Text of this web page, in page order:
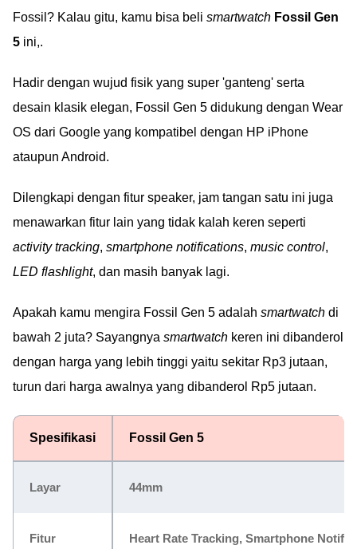
Fossil? Kalau gitu, kamu bisa beli smartwatch Fossil Gen
5 ini,.
Hadir dengan wujud fisik yang super 'ganteng' serta
desain klasik elegan, Fossil Gen 5 didukung dengan Wear
OS dari Google yang kompatibel dengan HP iPhone
ataupun Android.
Dilengkapi dengan fitur speaker, jam tangan satu ini juga
menawarkan fitur lain yang tidak kalah keren seperti
activity tracking, smartphone notifications, music control,
LED flashlight, dan masih banyak lagi.
Apakah kamu mengira Fossil Gen 5 adalah smartwatch di
bawah 2 juta? Sayangnya smartwatch keren ini dibanderol
dengan harga yang lebih tinggi yaitu sekitar Rp3 jutaan,
turun dari harga awalnya yang dibanderol Rp5 jutaan.
Spesifikasi Fossil Gen 5
Layar 44mm
Fitur Heart Rate Tracking, Smartphone